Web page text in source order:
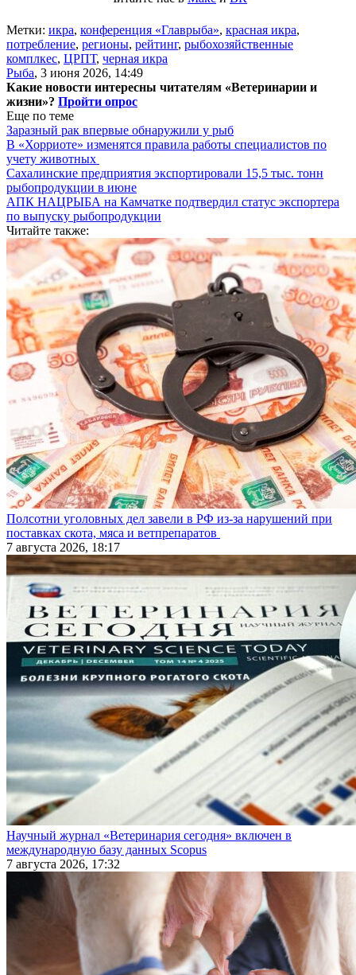
Метки: икра, конференция «Главрыба», красная икра,
потребление, регионы, рейтинг, рыбохозяйственные
комплкес, ЦРПТ, черная икра
Рыба, 3 июня 2026, 14:49
Какие новости интересны читателям «Ветеринарии и
жизни»? Пройти опрос
Еще по теме
Заразный рак впервые обнаружили у рыб
В «Хорриоте» изменятся правила работы специалистов по
учету животных
Сахалинские предприятия экспортировали 15,5 тыс. тонн
рыбопродукции в июне
АПК НАЦРЫБА на Камчатке подтвердил статус экспортера
по выпуску рыбопродукции
Читайте также:
Полсотни уголовных дел завели в РФ из-за нарушений при
поставках скота, мяса и ветпрепаратов
7 августа 2026, 18:17
Научный журнал «Ветеринария сегодня» включен в
международную базу данных Scopus
7 августа 2026, 17:32